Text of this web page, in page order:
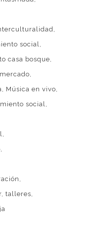
social
casa bosque
mercado
Música en vivo
social
talleres